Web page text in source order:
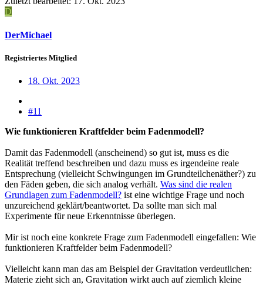
D
DerMichael
Registriertes Mitglied
18. Okt. 2023
#11
Wie funktionieren Kraftfelder beim Fadenmodell?
Damit das Fadenmodell (anscheinend) so gut ist, muss es die
Realität treffend beschreiben und dazu muss es irgendeine reale
Entsprechung (vielleicht Schwingungen im Grundteilchenäther?) zu
den Fäden geben, die sich analog verhält. Was sind die realen
Grundlagen zum Fadenmodell? ist eine wichtige Frage und noch
unzureichend geklärt/beantwortet. Da sollte man sich mal
Experimente für neue Erkenntnisse überlegen.
Mir ist noch eine konkrete Frage zum Fadenmodell eingefallen: Wie
funktionieren Kraftfelder beim Fadenmodell?
Vielleicht kann man das am Beispiel der Gravitation verdeutlichen:
Materie zieht sich an, Gravitation wirkt auch auf ziemlich kleine